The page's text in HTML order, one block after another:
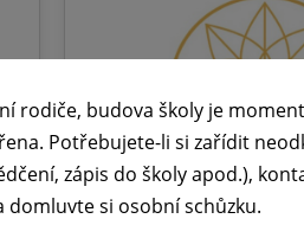
rodiče, budova školy je
Potřebujete-li si zařídit
zápis do školy apod.),
domluvte si osobní schůzku.